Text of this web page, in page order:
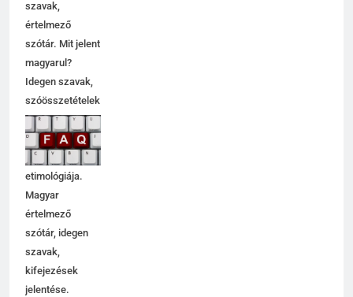
szavak,
értelmező
szótár. Mit jelent
magyarul?
Idegen szavak,
szóösszetételek
jelentése,
magyarázata,
használata,
etimológiája.
Magyar
értelmező
szótár, idegen
szavak,
kifejezések
jelentése.